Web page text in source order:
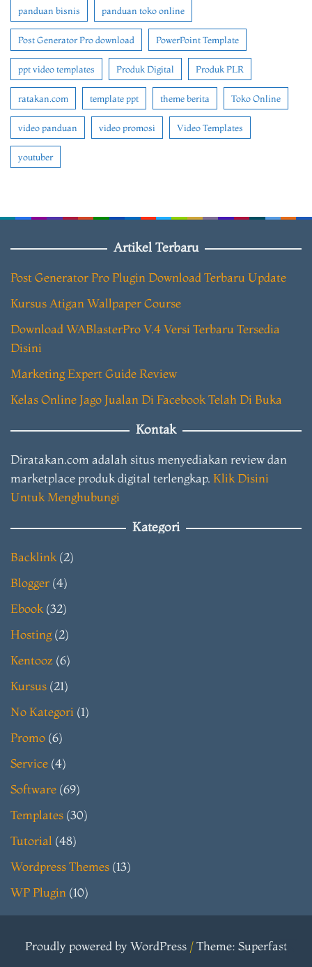
panduan bisnis panduan toko online
Post Generator Pro download PowerPoint Template
ppt video templates Produk Digital Produk PLR
ratakan.com template ppt theme berita Toko Online
video panduan video promosi Video Templates
youtuber
Artikel Terbaru
Post Generator Pro Plugin Download Terbaru Update
Kursus Atigan Wallpaper Course
Download WABlasterPro V.4 Versi Terbaru Tersedia
Disini
Marketing Expert Guide Review
Kelas Online Jago Jualan Di Facebook Telah Di Buka
Kontak
Diratakan.com adalah situs menyediakan review dan
marketplace produk digital terlengkap. Klik Disini
Untuk Menghubungi
Kategori
Backlink(2)
Blogger (4)
Ebook(32)
Hosting(2)
Kentooz (6)
Kursus (21)
No Kategori (1)
Promo (6)
Service (4)
Software (69)
Templates (30)
Tutorial (48)
Wordpress Themes (13)
WP Plugin (10)
Proudly powered by WordPress /Theme: Superfast